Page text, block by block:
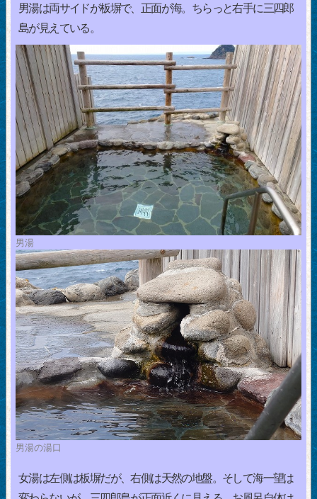
男湯は両サイドが板塀で、正面が海。ちらっと右手に三四郎
島が見えている。
男湯
男湯の湯口
女湯は左側は板塀だが、右側は天然の地盤。そして海一望は